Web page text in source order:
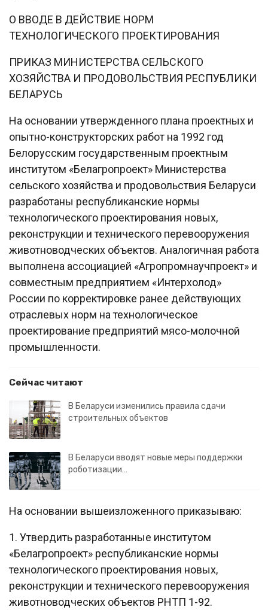
О ВВОДЕ В ДЕЙСТВИЕ НОРМ
ТЕХНОЛОГИЧЕСКОГО ПРОЕКТИРОВАНИЯ
ПРИКАЗ МИНИСТЕРСТВА СЕЛЬСКОГО
ХОЗЯЙСТВА И ПРОДОВОЛЬСТВИЯ РЕСПУБЛИКИ
БЕЛАРУСЬ
На основании утвержденного плана проектных и
опытно-конструкторских работ на 1992 год
Белорусским государственным проектным
институтом «Белагропроект» Министерства
сельского хозяйства и продовольствия Беларуси
разработаны республиканские нормы
технологического проектирования новых,
реконструкции и технического перевооружения
животноводческих объектов. Аналогичная работа
выполнена ассоциацией «Агропромнаучпроект» и
совместным предприятием «Интерхолод»
России по корректировке ранее действующих
отраслевых норм на технологическое
проектирование предприятий мясо-молочной
промышленности.
Сейчас читают
В Беларуси изменились правила сдачи
строительных объектов
В Беларуси вводят новые меры поддержки
роботизации…
На основании вышеизложенного приказываю:
1. Утвердить разработанные институтом
«Белагропроект» республиканские нормы
технологического проектирования новых,
реконструкции и технического перевооружения
животноводческих объектов РНТП 1-92.